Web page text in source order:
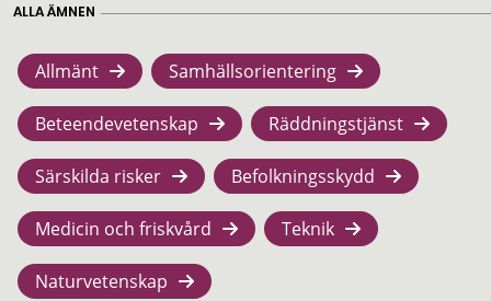
ALLA ÄMNEN
Allmänt Samhällsorientering
Beteendevetenskap Räddningstjänst
Särskilda risker Befolkningsskydd
Medicin och friskvård Teknik
Naturvetenskap